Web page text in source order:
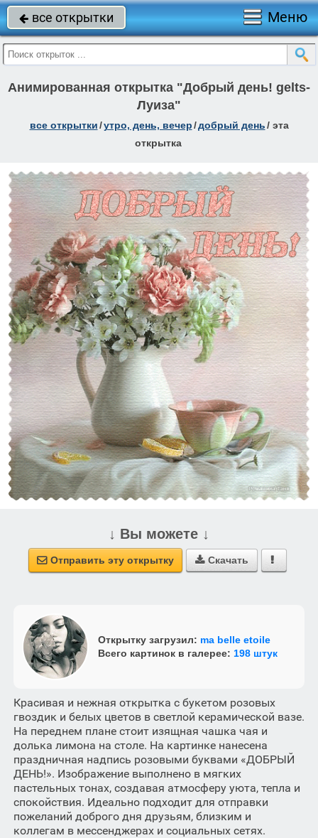
 все открытки Меню
Анимированная открытка "Добрый день! gelts-
Луиза"
все открытки/утро, день, вечер/добрый день/ эта
открытка
↓ Вы можете ↓
 Отправить эту открытку  Скачать 
Открытку загрузил: ma belle etoile
Всего картинок в галерее: 198 штук
Красивая и нежная открытка с букетом розовых
гвоздик и белых цветов в светлой керамической вазе.
На переднем плане стоит изящная чашка чая и
долька лимона на столе. На картинке нанесена
праздничная надпись розовыми буквами «ДОБРЫЙ
ДЕНЬ!». Изображение выполнено в мягких
пастельных тонах, создавая атмосферу уюта, тепла и
спокойствия. Идеально подходит для отправки
пожеланий доброго дня друзьям, близким и
коллегам в мессенджерах и социальных сетях.